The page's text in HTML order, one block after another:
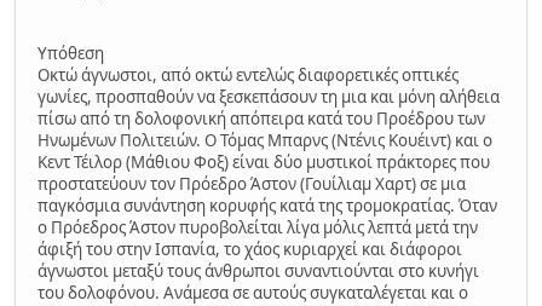
Υπόθεση
Οκτώ άγνωστοι, από οκτώ εντελώς διαφορετικές οπτικές
γωνίες, προσπαθούν να ξεσκεπάσουν τη μια και μόνη αλήθεια
πίσω από τη δολοφονική απόπειρα κατά του Προέδρου των
Ηνωμένων Πολιτειών. Ο Τόμας Μπαρνς (Ντένις Κουέιντ) και ο
Κεντ Τέιλορ (Μάθιου Φοξ) είναι δύο μυστικοί πράκτορες που
προστατεύουν τον Πρόεδρο Άστον (Γουίλιαμ Χαρτ) σε μια
παγκόσμια συνάντηση κορυφής κατά της τρομοκρατίας. Όταν
ο Πρόεδρος Άστον πυροβολείται λίγα μόλις λεπτά μετά την
άφιξή του στην Ισπανία, το χάος κυριαρχεί και διάφοροι
άγνωστοι μεταξύ τους άνθρωποι συναντιούνται στο κυνήγι
του δολοφόνου. Ανάμεσα σε αυτούς συγκαταλέγεται και ο